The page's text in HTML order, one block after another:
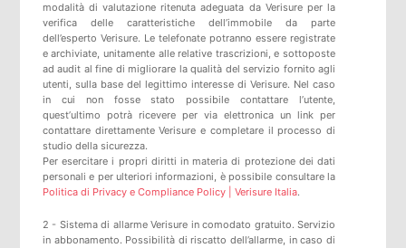
modalità di valutazione ritenuta adeguata da Verisure per la
verifica delle caratteristiche dell’immobile da parte
dell’esperto Verisure. Le telefonate potranno essere registrate
e archiviate, unitamente alle relative trascrizioni, e sottoposte
ad audit al fine di migliorare la qualità del servizio fornito agli
utenti, sulla base del legittimo interesse di Verisure. Nel caso
in cui non fosse stato possibile contattare l’utente,
quest’ultimo potrà ricevere per via elettronica un link per
contattare direttamente Verisure e completare il processo di
studio della sicurezza.
Per esercitare i propri diritti in materia di protezione dei dati
personali e per ulteriori informazioni, è possibile consultare la
Politica di Privacy e Compliance Policy | Verisure Italia.
2 - Sistema di allarme Verisure in comodato gratuito. Servizio
in abbonamento. Possibilità di riscatto dell’allarme, in caso di